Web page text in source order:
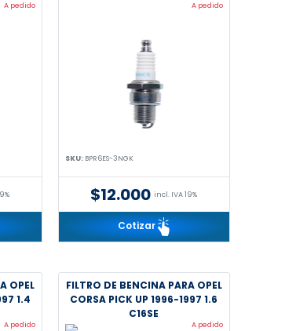
A pedido A pedido
SKU: BPR6ES-3NGK
$12.000 incl. IVA 19%
Cotizar
OPEL
1.4
A pedido
FILTRO DE BENCINA PARA OPEL
CORSA PICK UP 1996-1997 1.6
C16SE
A pedido